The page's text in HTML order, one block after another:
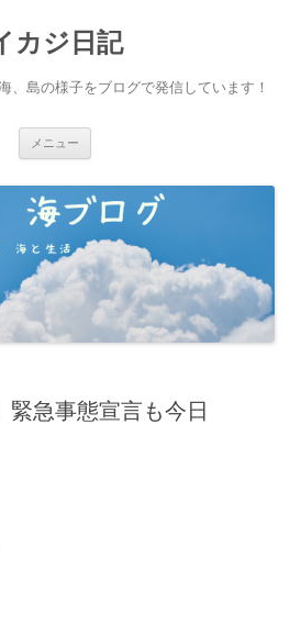
カジ日記
、島の様子をブログで発信しています！
メニュー
ツ
へ
ス
キ
ッ
プ
緊急事態宣言も今日